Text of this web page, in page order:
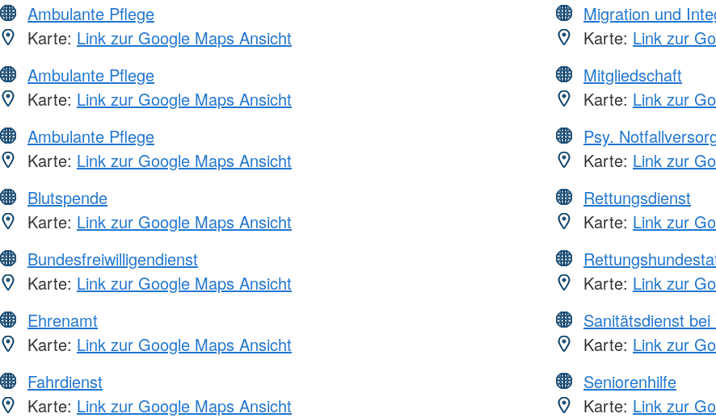
Ambulante Pflege
Karte: Link zur Google Maps Ansicht
Ambulante Pflege
Karte: Link zur Google Maps Ansicht
Ambulante Pflege
Karte: Link zur Google Maps Ansicht
Blutspende
Karte: Link zur Google Maps Ansicht
Bundesfreiwilligendienst
Karte: Link zur Google Maps Ansicht
Ehrenamt
Karte: Link zur Google Maps Ansicht
Fahrdienst
Karte: Link zur Google Maps Ansicht
Migration und
Karte: Link zur
Mitgliedschaft
Karte: Link zur
Psy.
Karte: Link zur
Rettungsdienst
Karte: Link zur
Karte: Link zur
Sanitätsdienst
Karte: Link zur
Seniorenhilfe
Karte: Link zur